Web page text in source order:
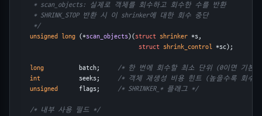
     * scan_objects: 실제로 객체를 회수하고 회수한 수를 반환
     * SHRINK_STOP 반환 시 이 shrinker에 대한 회수 중단
     */
unsigned long (*scan_objects)(struct shrinker *s,
struct shrink_control *sc);
long
          batch;
/* 한 번에 회수할 최소 단위 (0이면 기본
int
           seeks;
/* 객체 재생성 비용 힌트 (높을수록 회수
unsigned
      flags;
/* SHRINKER_* 플래그 */
/* 내부 사용 필드 */